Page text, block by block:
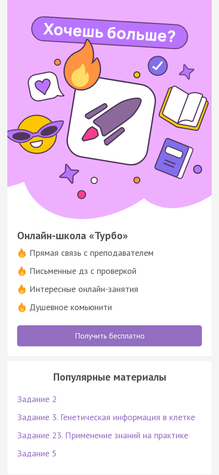
Онлайн-школа «Турбо»
Прямая связь с преподавателем
Письменные дз с проверкой
Интересные онлайн-занятия
Душевное комьюнити
Получить бесплатно
Популярные материалы
Задание 2
Задание 3. Генетическая информация в клетке
Задание 23. Применение знаний на практике
Задание 5